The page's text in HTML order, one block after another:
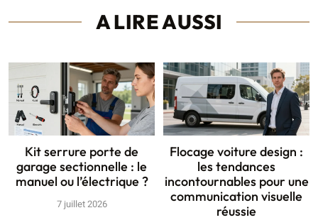
A LIRE AUSSI
Kit serrure porte de
garage sectionnelle : le
manuel ou l’électrique ?
7 juillet 2026
Flocage voiture design :
les tendances
incontournables pour une
communication visuelle
réussie